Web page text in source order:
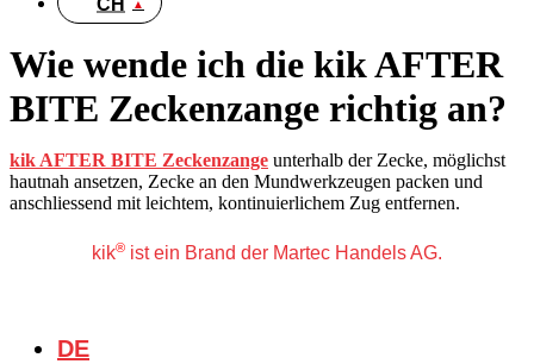
Wie wende ich die kik AFTER
BITE Zeckenzange richtig an?
kik AFTER BITE Zeckenzange unterhalb der Zecke, möglichst
hautnah ansetzen, Zecke an den Mundwerkzeugen packen und
anschliessend mit leichtem, kontinuierlichem Zug entfernen.
kik® ist ein Brand der Martec Handels AG.
DE